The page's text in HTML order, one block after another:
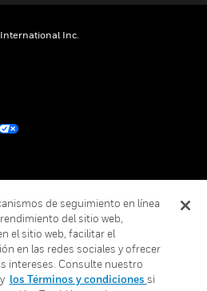
Inc.
de seguimiento en línea
del sitio web,
el sitio web, facilitar el
en las redes sociales y ofrecer
intereses. Consulte nuestro
y los Términos y condiciones si